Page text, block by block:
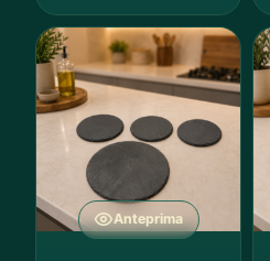
Anteprima